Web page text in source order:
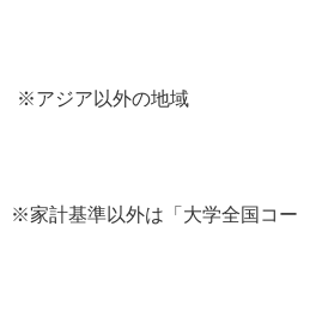
※アジア以外の地域
※家計基準以外は「大学全国コー